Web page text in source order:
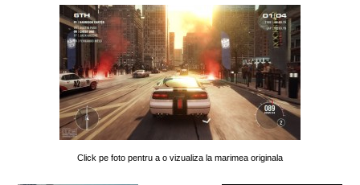
Click pe foto pentru a o vizualiza la marimea originala